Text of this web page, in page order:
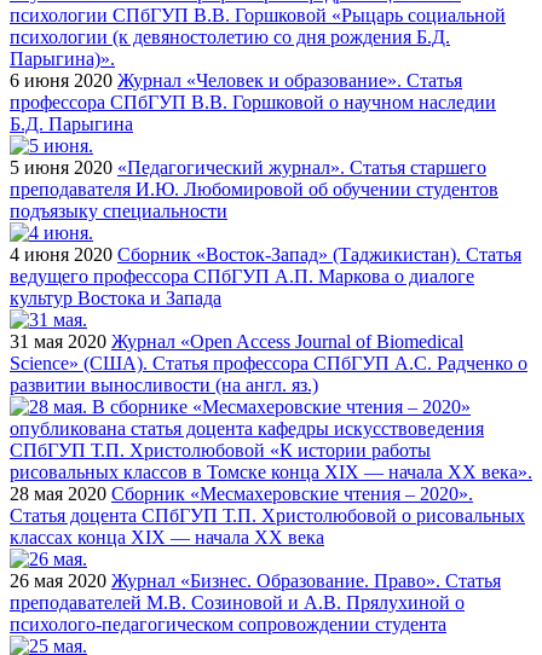
6 июня 2020 Журнал «Человек и образование». Статья
профессора СПбГУП В.В. Горшковой о научном наследии
Б.Д. Парыгина
5 июня 2020 «Педагогический журнал». Статья старшего
преподавателя И.Ю. Любомировой об обучении студентов
подъязыку специальности
4 июня 2020 Сборник «Восток-Запад» (Таджикистан). Статья
ведущего профессора СПбГУП А.П. Маркова о диалоге
культур Востока и Запада
31 мая 2020 Журнал «Open Access Journal of Biomedical
Science» (США). Статья профессора СПбГУП А.С. Радченко о
развитии выносливости (на англ. яз.)
28 мая 2020 Сборник «Месмахеровские чтения – 2020».
Статья доцента СПбГУП Т.П. Христолюбовой о рисовальных
классах конца XIX — начала ХХ века
26 мая 2020 Журнал «Бизнес. Образование. Право». Статья
преподавателей М.В. Созиновой и А.В. Прялухиной о
психолого-педагогическом сопровождении студента